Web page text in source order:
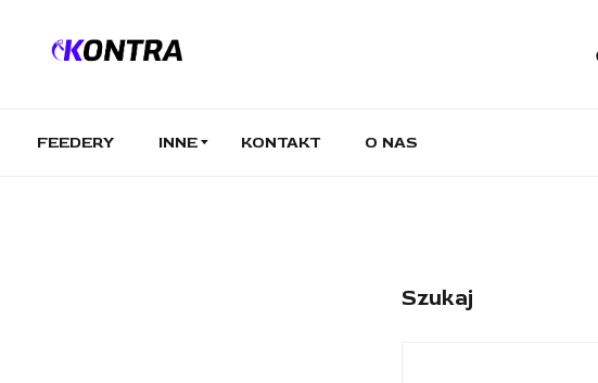
FEEDERY INNE KONTAKT O NAS
Szukaj